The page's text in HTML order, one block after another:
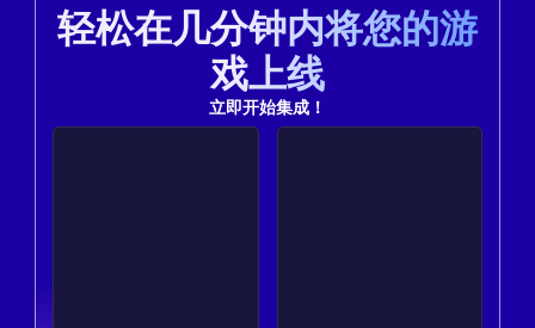
轻松在几分钟内将您的游
戏上线
立即开始集成！